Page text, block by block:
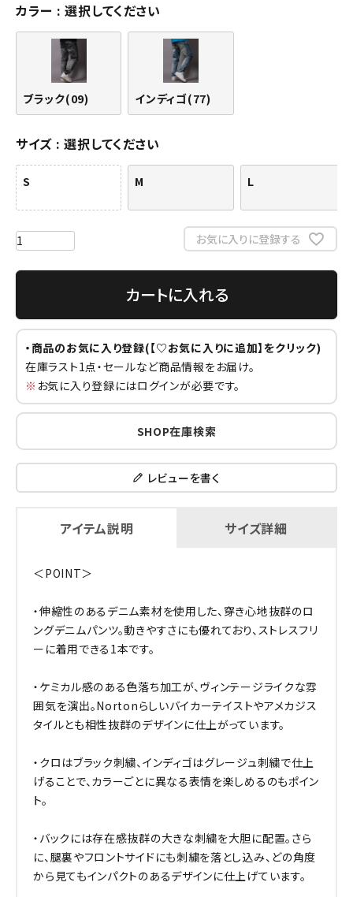
カラー 選択してください
ブラック(09) インディゴ(77)
サイズ 選択してください
S M L
お気に入りに登録する
カートに入れる
・商品のお気に入り登録(【♡お気に入りに追加】をクリック)
在庫ラスト1点・セールなど商品情報をお届け。
※ お気に入り登録にはログインが必要です。
SHOP在庫検索
レビューを書く
アイテム説明 サイズ詳細
＜POINT＞
・伸縮性のあるデニム素材を使用した、穿き心地抜群のロ
ングデニムパンツ。動きやすさにも優れており、ストレスフリ
ーに着用できる1本です。
・ケミカル感のある色落ち加工が、ヴィンテージライクな雰
囲気を演出。Nortonらしいバイカーテイストやアメカジス
タイルとも相性抜群のデザインに仕上がっています。
・クロはブラック刺繍、インディゴはグレージュ刺繍で仕上
げることで、カラーごとに異なる表情を楽しめるのもポイン
ト。
・バックには存在感抜群の大きな刺繍を大胆に配置。さら
に、腿裏やフロントサイドにも刺繍を落とし込み、どの角度
から見てもインパクトのあるデザインに仕上げています。